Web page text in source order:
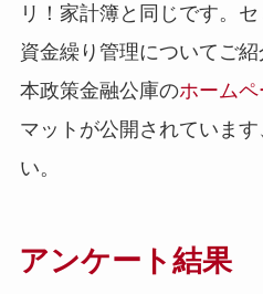
リ！家計簿と同じです。
資金繰り管理についてご
本政策金融公庫のホームペ
マットが公開されていま
い。
アンケート結果